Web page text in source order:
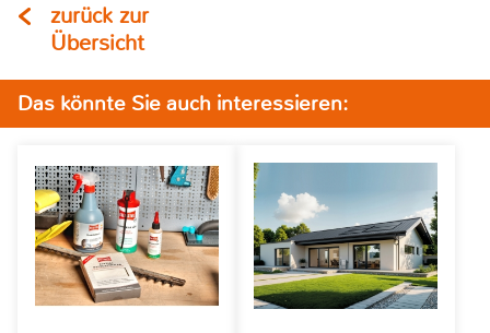
zurück zur
Übersicht
Das könnte Sie auch interessieren: